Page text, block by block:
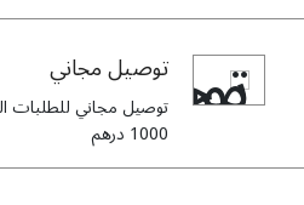
توصيل مجاني
توصيل مجاني للطلبات
1000 درهم